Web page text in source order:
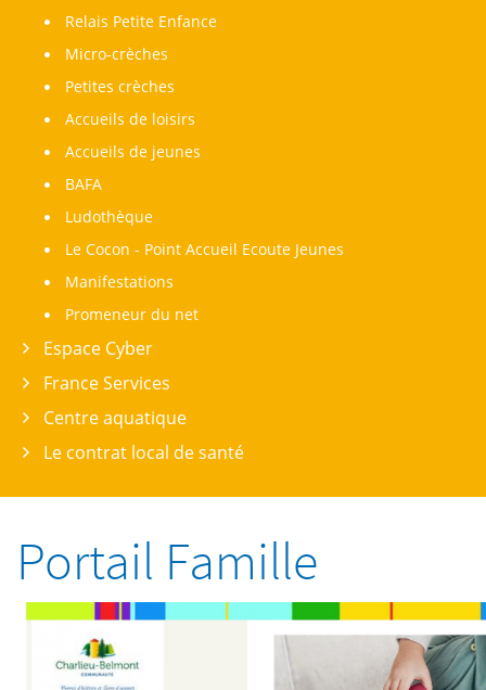
Relais Petite Enfance
Micro-crèches
Petites crèches
Accueils de loisirs
Accueils de jeunes
BAFA
Ludothèque
Le Cocon - Point Accueil Ecoute Jeunes
Manifestations
Promeneur du net
Espace Cyber
France Services
Centre aquatique
Le contrat local de santé
Portail Famille